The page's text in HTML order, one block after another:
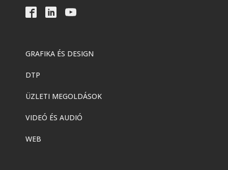
GRAFIKA ÉS DESIGN
DTP
ÜZLETI MEGOLDÁSOK
VIDEÓ ÉS AUDIÓ
WEB